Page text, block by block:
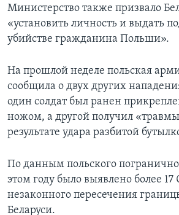
Министерство также призвало
«установить личность и выдать
убийстве гражданина Польши».
На прошлой неделе польская
сообщила о двух других
один солдат был ранен
ножом, а другой получил
результате удара разбитой
По данным польского
этом году было выявлено более
незаконного пересечения
Беларуси.